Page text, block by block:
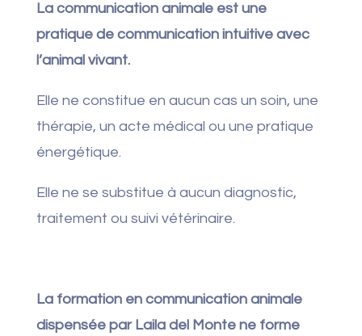
La communication animale est une
pratique de communication intuitive avec
l’animal vivant.
Elle ne constitue en aucun cas un soin, une
thérapie, un acte médical ou une pratique
énergétique.
Elle ne se substitue à aucun diagnostic,
traitement ou suivi vétérinaire.
La formation en communication animale
dispensée par Laila del Monte ne forme